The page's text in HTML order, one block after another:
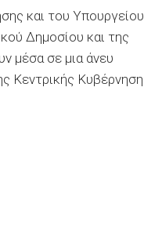
και του Υπουργείου
Δημοσίου και της
μέσα σε μια άνευ
Κεντρικής